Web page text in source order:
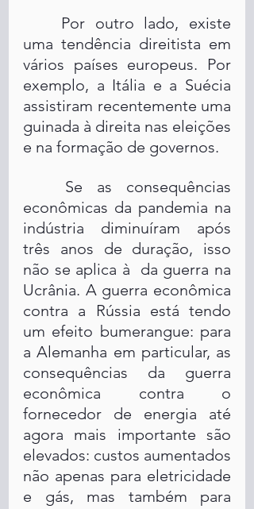
uma tendência direitista em
vários países europeus. Por
exemplo, a Itália e a Suécia
assistiram recentemente uma
guinada à direita nas eleições
e na formação de governos.
Se as consequências
econômicas da pandemia na
indústria diminuíram após
três anos de duração, isso
não se aplica à  da guerra na
Ucrânia. A guerra econômica
contra a Rússia está tendo
um efeito bumerangue: para
a Alemanha em particular, as
consequências da guerra
econômica contra o
fornecedor de energia até
agora mais importante são
elevados: custos aumentados
não apenas para eletricidade
e gás, mas também para